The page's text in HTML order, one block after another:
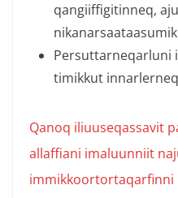
qangiiffigitinneq,
Persuttarneqarluni
timikkut
Qanoq iliuuseqassavit
allaffiani imaluunniit